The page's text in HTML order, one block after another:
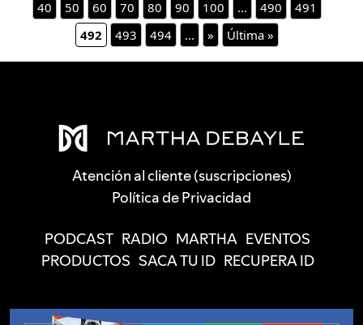
40
50 60 70 80 90 100 ... 490
491
492
493 494 ... » Última »
Atención al cliente (suscripciones)
Política de Privacidad
PODCAST RADIO MARTHA EVENTOS
PRODUCTOS SACA TU ID RECUPERA ID